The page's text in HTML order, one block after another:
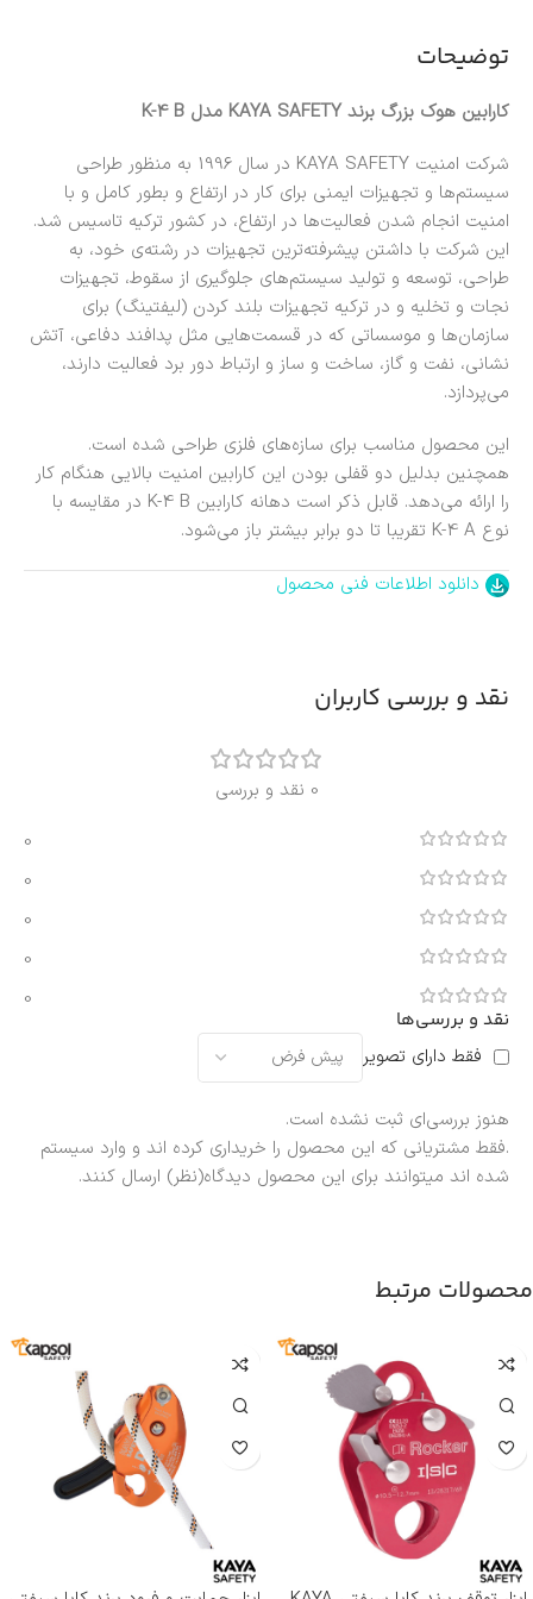
توضیحات
کارابین هوک بزرگ برند KAYA SAFETY مدل K-4 B
شرکت امنیت KAYA SAFETY در سال 1996 به منظور طراحی
سیستم‌ها و تجهیزات ایمنی برای کار در ارتفاع و بطور کامل و با
امنیت انجام شدن فعالیت‌ها در ارتفاع، در کشور ترکیه تاسیس شد.
این شرکت با داشتن پیشرفته‌ترین تجهیزات در رشته‌ی خود، به
طراحی، توسعه و تولید سیستم‌های جلوگیری از سقوط، تجهیزات
نجات و تخلیه و در ترکیه تجهیزات بلند کردن (لیفتینگ) برای
سازمان‌ها و موسساتی که در قسمت‌هایی مثل پدافند دفاعی، آتش
نشانی، نفت و گاز، ساخت و ساز و ارتباط دور برد فعالیت دارند،
می‌پردازد.
این محصول مناسب برای سازه‌های فلزی طراحی شده است.
همچنین بدلیل دو قفلی بودن این کارابین امنیت بالایی هنگام کار
را ارائه می‌دهد. قابل ذکر است دهانه کارابین K-4 B در مقایسه با
نوع K-4 A تقریبا تا دو برابر بیشتر باز می‌شود.
دانلود اطلاعات فنی محصول
نقد و بررسی کاربران
0 نقد و بررسی
0
0
0
0
0
نقد و بررسی‌ها
فقط دارای تصویر
هنوز بررسی‌ای ثبت نشده است.
.فقط مشتریانی که این محصول را خریداری کرده اند و وارد سیستم
شده اند میتوانند برای این محصول دیدگاه(نظر) ارسال کنند.
محصولات مرتبط